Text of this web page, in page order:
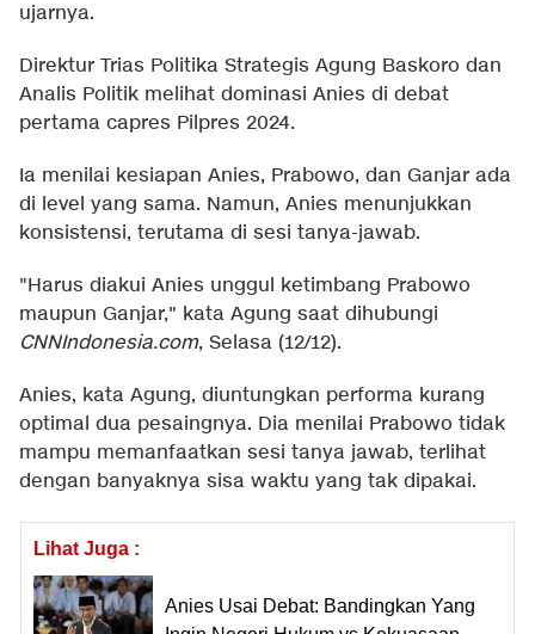
ujarnya.
Direktur Trias Politika Strategis Agung Baskoro dan
Analis Politik melihat dominasi Anies di debat
pertama capres Pilpres 2024.
Ia menilai kesiapan Anies, Prabowo, dan Ganjar ada
di level yang sama. Namun, Anies menunjukkan
konsistensi, terutama di sesi tanya-jawab.
"Harus diakui Anies unggul ketimbang Prabowo
maupun Ganjar," kata Agung saat dihubungi
CNNIndonesia.com, Selasa (12/12).
Anies, kata Agung, diuntungkan performa kurang
optimal dua pesaingnya. Dia menilai Prabowo tidak
mampu memanfaatkan sesi tanya jawab, terlihat
dengan banyaknya sisa waktu yang tak dipakai.
Lihat Juga :
Anies Usai Debat: Bandingkan Yang